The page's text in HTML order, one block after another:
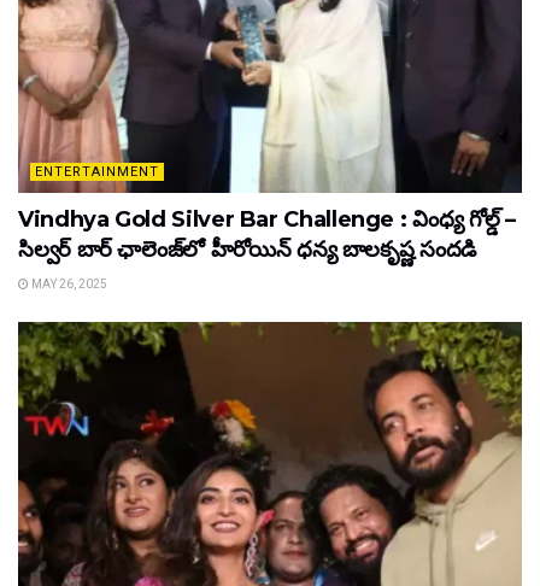
ENTERTAINMENT
Vindhya Gold Silver Bar Challenge : వింధ్య గోల్డ్ –
సిల్వర్ బార్ ఛాలెంజ్‌లో హీరోయిన్ ధ‌న్య బాల‌కృష్ణ‌ సందడి
MAY 26, 2025